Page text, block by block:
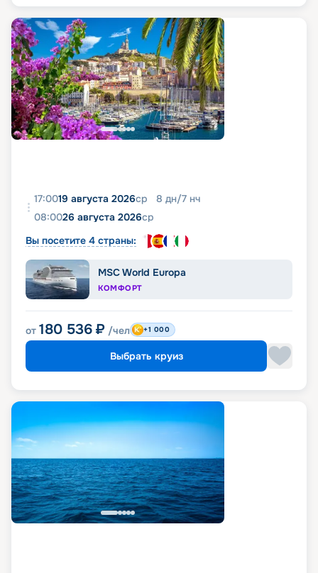
17:0019 августа 2026ср 8 дн/7 нч
08:0026 августа 2026ср
Вы посетите 4 страны:
MSC World Europa
КОМФОРТ
от 180 536 ₽ /чел +1 000
Выбрать круиз